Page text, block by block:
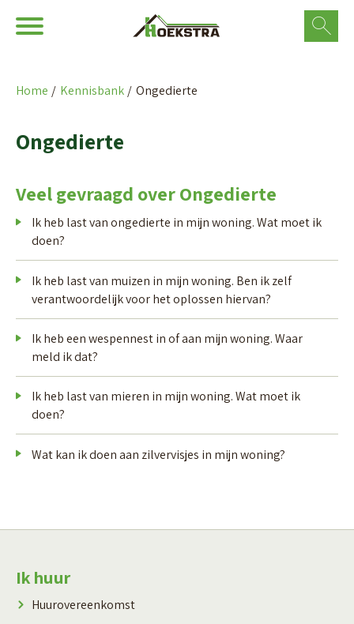
Naar de homepage
Ga naar Hoofd
Home Kennisbank Ongedierte
Ongedierte
Veel gevraagd over Ongedierte
Ik heb last van ongedierte in mijn woning. Wat moet ik
doen?
Ik heb last van muizen in mijn woning. Ben ik zelf
verantwoordelijk voor het oplossen hiervan?
Ik heb een wespennest in of aan mijn woning. Waar
meld ik dat?
Ik heb last van mieren in mijn woning. Wat moet ik
doen?
Wat kan ik doen aan zilvervisjes in mijn woning?
Contactinformatie
Ik huur
Huurovereenkomst